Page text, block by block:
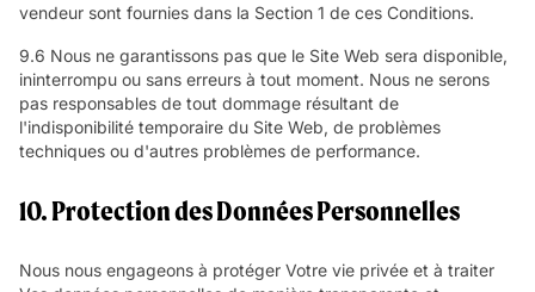
vendeur sont fournies dans la Section 1 de ces Conditions.
9.6 Nous ne garantissons pas que le Site Web sera disponible,
ininterrompu ou sans erreurs à tout moment. Nous ne serons
pas responsables de tout dommage résultant de
l'indisponibilité temporaire du Site Web, de problèmes
techniques ou d'autres problèmes de performance.
10. Protection des Données Personnelles
Nous nous engageons à protéger Votre vie privée et à traiter